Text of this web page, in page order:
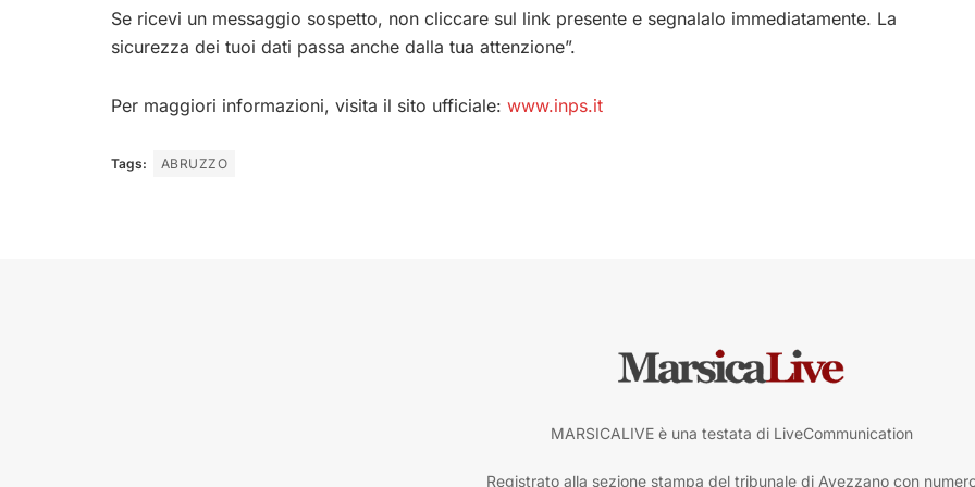
Se ricevi un messaggio sospetto, non cliccare sul link presente e segnalalo immediatamente. La
sicurezza dei tuoi dati passa anche dalla tua attenzione”.
Per maggiori informazioni, visita il sito ufficiale: www.inps.it
Tags: ABRUZZO
MARSICALIVE è una testata di LiveCommunication
Registrato alla sezione stampa del tribunale di Avezzano con